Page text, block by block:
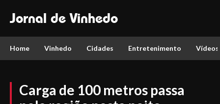
Jornal de Vinhedo
Home Vinhedo Cidades Entretenimento Vídeos
Carga de 100 metros passa